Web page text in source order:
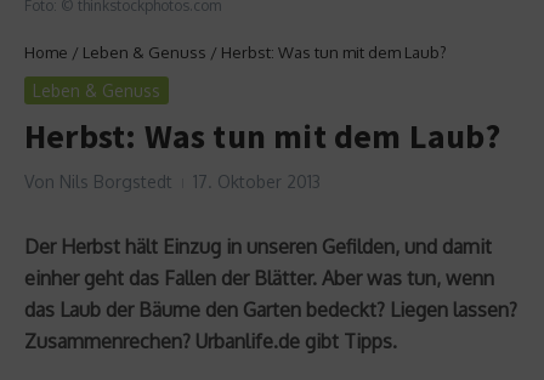
Foto: © thinkstockphotos.com
Home / Leben & Genuss / Herbst: Was tun mit dem Laub?
Leben & Genuss
Herbst: Was tun mit dem Laub?
Von Nils Borgstedt 17. Oktober 2013
Der Herbst hält Einzug in unseren Gefilden, und damit
einher geht das Fallen der Blätter. Aber was tun, wenn
das Laub der Bäume den Garten bedeckt? Liegen lassen?
Zusammenrechen? Urbanlife.de gibt Tipps.